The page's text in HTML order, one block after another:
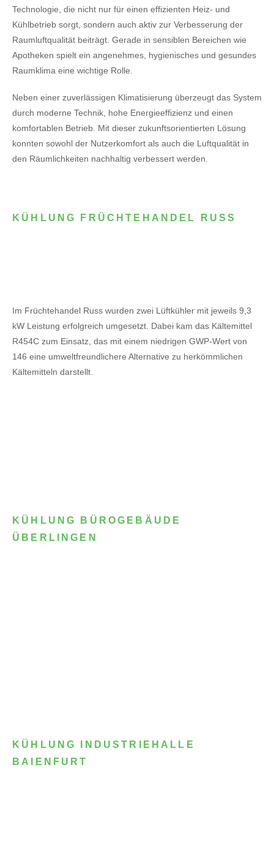
Technologie, die nicht nur für einen effizienten Heiz- und
Kühlbetrieb sorgt, sondern auch aktiv zur Verbesserung der
Raumluftqualität beiträgt. Gerade in sensiblen Bereichen wie
Apotheken spielt ein angenehmes, hygienisches und gesundes
Raumklima eine wichtige Rolle.
Neben einer zuverlässigen Klimatisierung überzeugt das System
durch moderne Technik, hohe Energieeffizienz und einen
komfortablen Betrieb. Mit dieser zukunftsorientierten Lösung
konnten sowohl der Nutzerkomfort als auch die Luftqualität in
den Räumlichkeiten nachhaltig verbessert werden.
KÜHLUNG FRÜCHTEHANDEL RUSS
Im Früchtehandel Russ wurden zwei Lüftkühler mit jeweils 9,3
kW Leistung erfolgreich umgesetzt. Dabei kam das Kältemittel
R454C zum Einsatz, das mit einem niedrigen GWP-Wert von
146 eine umweltfreundlichere Alternative zu herkömmlichen
Kältemitteln darstellt.
KÜHLUNG BÜROGEBÄUDE
ÜBERLINGEN
KÜHLUNG INDUSTRIEHALLE
BAIENFURT